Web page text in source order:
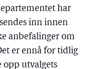
har
inn innen
anbefalinger om
er ennå for tidlig
opp utvalgets